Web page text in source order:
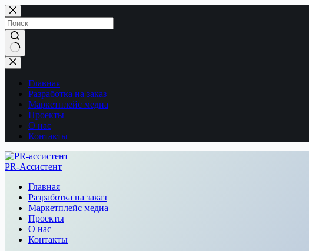
Перейти
к
сути
Ничего
не
найденоГлавная
Разработка на заказ
Маркетплейс медиа
Проекты
О нас
Контакты
PR-Ассистент
Главная
Разработка на заказ
Маркетплейс медиа
Проекты
О нас
Контакты